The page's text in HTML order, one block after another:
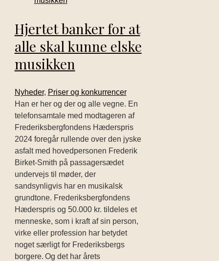
Hjertet banker for at
alle skal kunne elske
musikken
Nyheder, Priser og konkurrencer
Han er her og der og alle vegne. En
telefonsamtale med modtageren af
Frederiksbergfondens Hæderspris
2024 foregår rullende over den jyske
asfalt med hovedpersonen Frederik
Birket-Smith på passagersædet
undervejs til møder, der
sandsynligvis har en musikalsk
grundtone. Frederiksbergfondens
Hæderspris og 50.000 kr. tildeles et
menneske, som i kraft af sin person,
virke eller profession har betydet
noget særligt for Frederiksbergs
borgere. Og det har årets